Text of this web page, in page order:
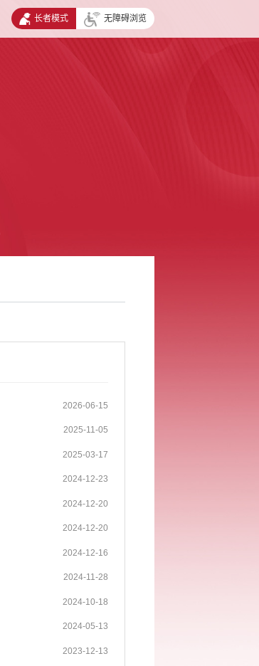
长者模式 无障碍浏览
2026-06-15
2025-11-05
2025-03-17
2024-12-23
2024-12-20
2024-12-20
2024-12-16
2024-11-28
2024-10-18
2024-05-13
2023-12-13